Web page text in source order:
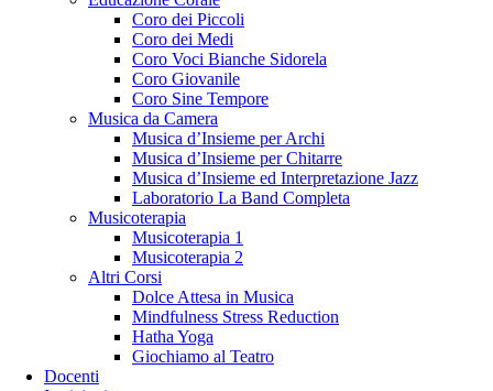
Coro dei Piccoli
Coro dei Medi
Coro Voci Bianche Sidorela
Coro Giovanile
Coro Sine Tempore
Musica da Camera
Musica d’Insieme per Archi
Musica d’Insieme per Chitarre
Musica d’Insieme ed Interpretazione Jazz
Laboratorio La Band Completa
Musicoterapia
Musicoterapia 1
Musicoterapia 2
Altri Corsi
Dolce Attesa in Musica
Mindfulness Stress Reduction
Hatha Yoga
Giochiamo al Teatro
Docenti